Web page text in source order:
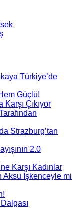
Türkiye’de
Güçlü!
Çıkıyor
Strazburg’tan
2.0
Karşı Kadınlar
Aksu İşkenceyle mi